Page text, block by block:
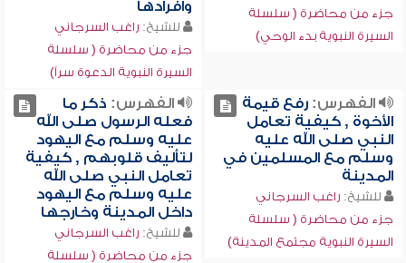
جزء من محاضرة ( سلسلة
السيرة النبوية بدء الوحي)
وأفرادها
للشيخ: راغب السرجاني
جزء من محاضرة ( سلسلة
السيرة النبوية الدعوة سراً)
الفهرس:رفع قيمة
الأخوة , كيفية تعامل
النبي صلى الله عليه
وسلم مع المسلمين في
المدينة
للشيخ: راغب السرجاني
جزء من محاضرة ( سلسلة
السيرة النبوية مجتمع المدينة)
الفهرس: ذكر ما
فعله الرسول صلى الله
عليه وسلم مع اليهود
لتأليف قلوبهم , كيفية
تعامل النبي صلى الله
عليه وسلم مع اليهود
داخل المدينة وخارجها
للشيخ: راغب السرجاني
جزء من محاضرة ( سلسلة